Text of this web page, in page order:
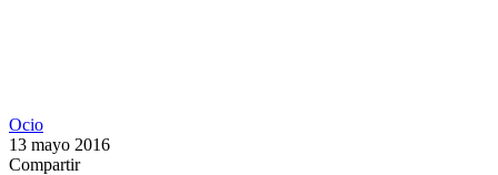
Ocio
13 mayo 2016
Compartir